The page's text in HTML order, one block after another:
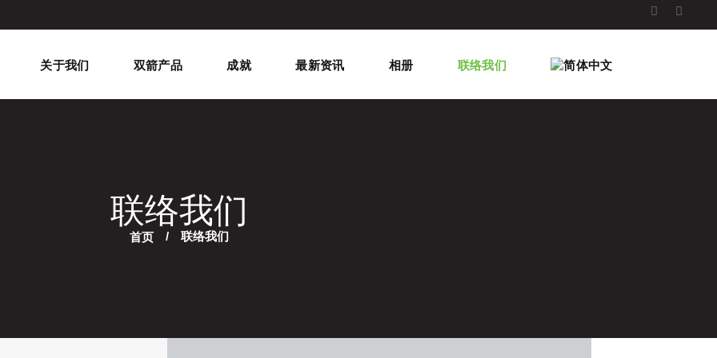
关于我们 双箭产品 成就 最新资讯 相册 联络我们
联络我们
首页 联络我们